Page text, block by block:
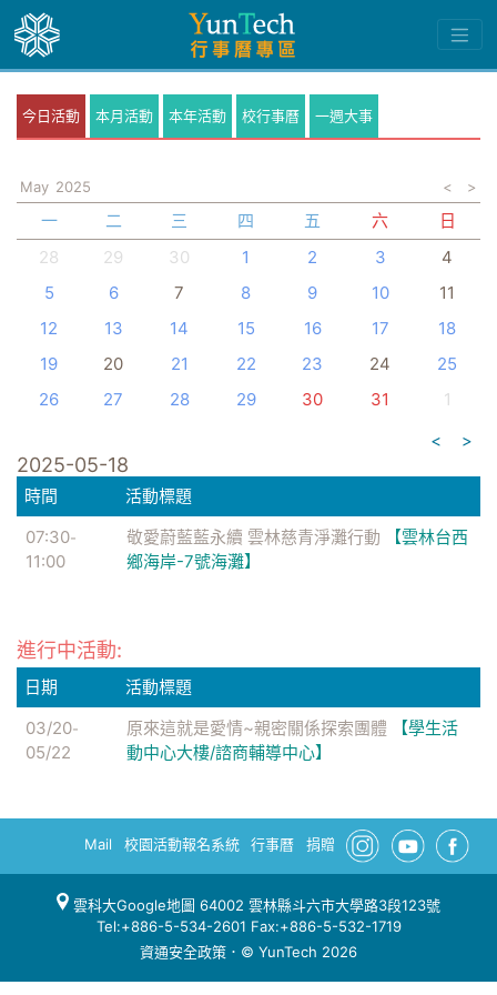
今日活動 本月活動 本年活動 校行事曆 一週大事
May 2025 < >
一 二 三 四 五 六
日
28
29 30 1 2 3
4
5
6 7 8 9 10
11
12
13 14 15 16 17
18
19
20 21 22 23 24
25
26
27 28 29 30 31
1
<
>
2025-05-18
時間
活動標題
07:30-
11:00
敬愛蔚藍藍永續 雲林慈青淨灘行動
【雲林台西
鄉海岸-7號海灘】
進行中活動:
日期
活動標題
03/20-
05/22
原來這就是愛情~親密關係探索團體
【學生活
動中心大樓/諮商輔導中心】
Mail 校園活動報名系統 行事曆 捐贈
雲科大Google地圖 64002 雲林縣斗六市大學路3段123號
Tel:+886-5-534-2601 Fax:+886-5-532-1719
資通安全政策 ．© YunTech 2026